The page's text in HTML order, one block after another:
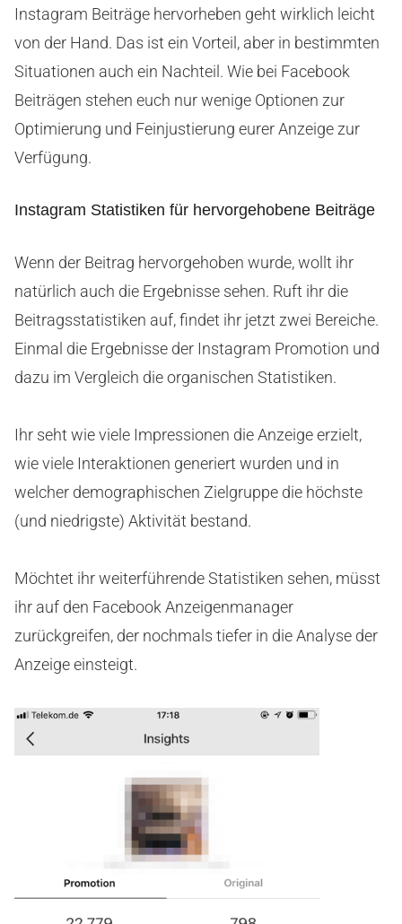
Instagram Beiträge hervorheben geht wirklich leicht
von der Hand. Das ist ein Vorteil, aber in bestimmten
Situationen auch ein Nachteil. Wie bei Facebook
Beiträgen stehen euch nur wenige Optionen zur
Optimierung und Feinjustierung eurer Anzeige zur
Verfügung.
Instagram Statistiken für hervorgehobene Beiträge
Wenn der Beitrag hervorgehoben wurde, wollt ihr
natürlich auch die Ergebnisse sehen. Ruft ihr die
Beitragsstatistiken auf, findet ihr jetzt zwei Bereiche.
Einmal die Ergebnisse der Instagram Promotion und
dazu im Vergleich die organischen Statistiken.
Ihr seht wie viele Impressionen die Anzeige erzielt,
wie viele Interaktionen generiert wurden und in
welcher demographischen Zielgruppe die höchste
(und niedrigste) Aktivität bestand.
Möchtet ihr weiterführende Statistiken sehen, müsst
ihr auf den Facebook Anzeigenmanager
zurückgreifen, der nochmals tiefer in die Analyse der
Anzeige einsteigt.